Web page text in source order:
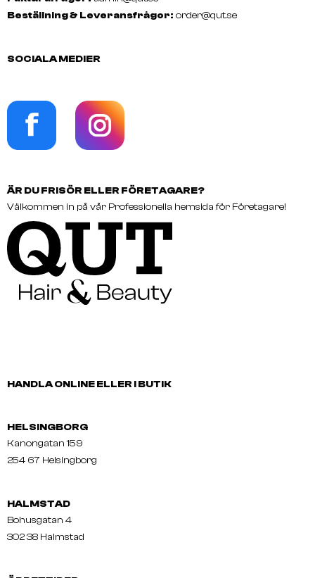
Beställning & Leveransfrågor: order@qut.se
SOCIALA MEDIER
ÄR DU FRISÖR ELLER FÖRETAGARE?
Välkommen in på vår Professionella hemsida för Företagare!
HANDLA ONLINE ELLER I BUTIK
HELSINGBORG
Kanongatan 159
254 67 Helsingborg
HALMSTAD
Bohusgatan 4
302 38 Halmstad